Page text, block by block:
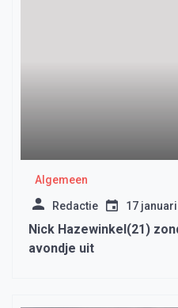
Algemeen
Redactie 17
Nick Hazewinkel(21)
avondje uit